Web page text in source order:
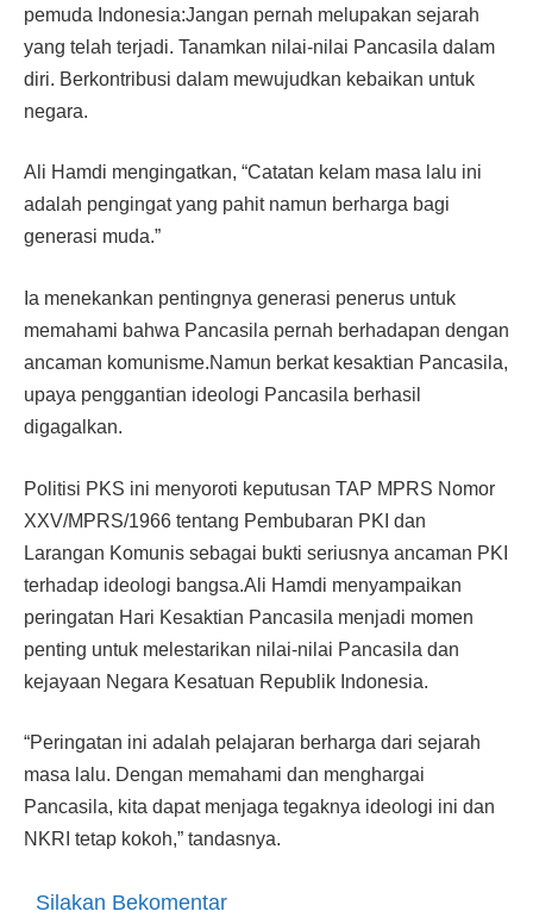
pemuda Indonesia:Jangan pernah melupakan sejarah
yang telah terjadi. Tanamkan nilai-nilai Pancasila dalam
diri. Berkontribusi dalam mewujudkan kebaikan untuk
negara.
Ali Hamdi mengingatkan, “Catatan kelam masa lalu ini
adalah pengingat yang pahit namun berharga bagi
generasi muda.”
Ia menekankan pentingnya generasi penerus untuk
memahami bahwa Pancasila pernah berhadapan dengan
ancaman komunisme.Namun berkat kesaktian Pancasila,
upaya penggantian ideologi Pancasila berhasil
digagalkan.
Politisi PKS ini menyoroti keputusan TAP MPRS Nomor
XXV/MPRS/1966 tentang Pembubaran PKI dan
Larangan Komunis sebagai bukti seriusnya ancaman PKI
terhadap ideologi bangsa.Ali Hamdi menyampaikan
peringatan Hari Kesaktian Pancasila menjadi momen
penting untuk melestarikan nilai-nilai Pancasila dan
kejayaan Negara Kesatuan Republik Indonesia.
“Peringatan ini adalah pelajaran berharga dari sejarah
masa lalu. Dengan memahami dan menghargai
Pancasila, kita dapat menjaga tegaknya ideologi ini dan
NKRI tetap kokoh,” tandasnya.
Silakan Bekomentar